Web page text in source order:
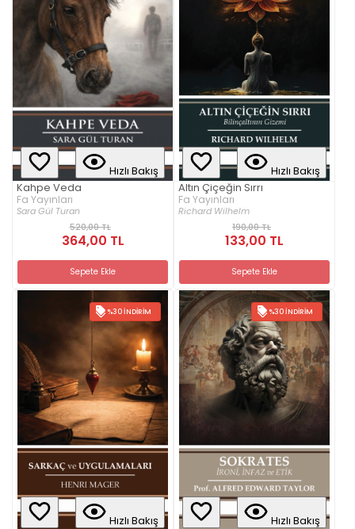
Hızlı Bakış
Kahpe Veda
Fa Yayınları
Sara Gül Turan
520,00 TL
364,00 TL
Sepete Ekle
Hızlı Bakış
Altın Çiçeğin Sırrı
Fa Yayınları
Richard Wilhelm
190,00 TL
133,00 TL
Sepete Ekle
%30 İNDIRIM
Hızlı Bakış
%30 İNDIRIM
Hızlı Bakış